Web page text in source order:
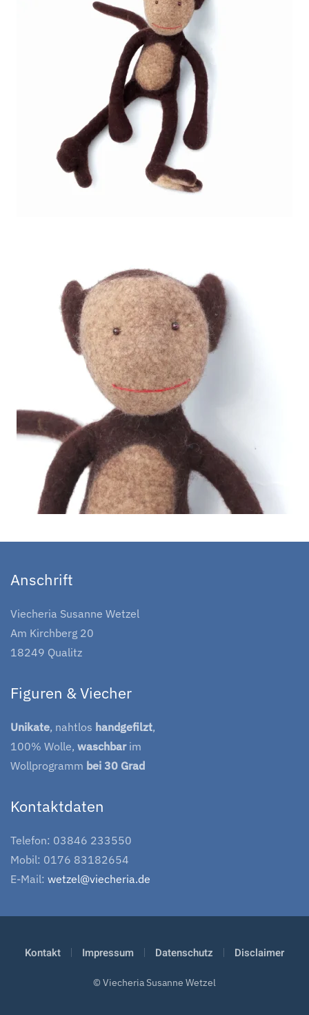
Anschrift
Viecheria Susanne Wetzel
Am Kirchberg 20
18249 Qualitz
Figuren & Viecher
Unikate, nahtlos handgefilzt,
100% Wolle, waschbarim
Wollprogramm bei 30 Grad
Kontaktdaten
Telefon: 03846 233550
Mobil: 0176 83182654
E-Mail: wetzel@viecheria.de
Kontakt Impressum Datenschutz Disclaimer
© Viecheria Susanne Wetzel